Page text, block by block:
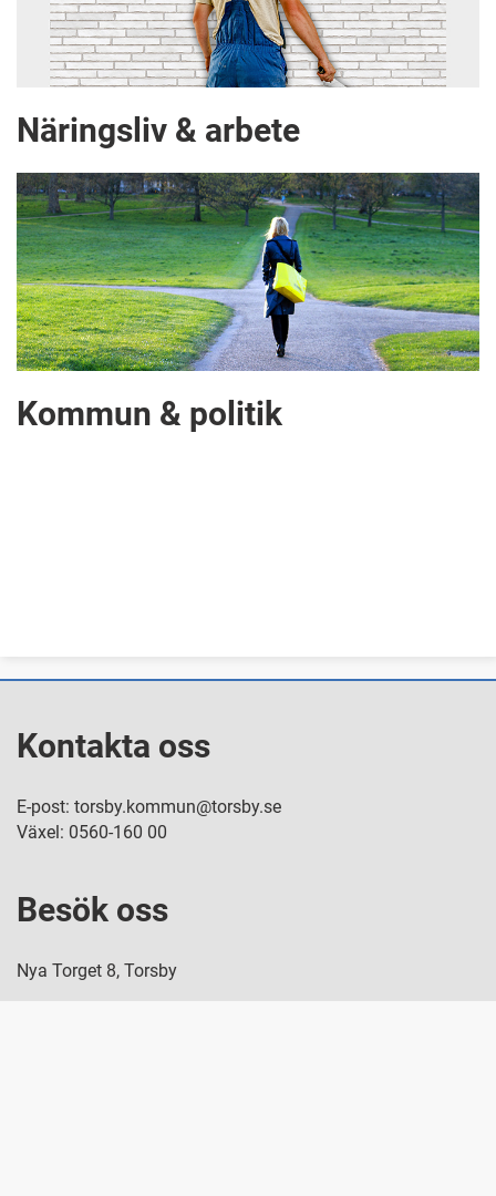
Näringsliv & arbete
Kommun & politik
Kontakta oss
E-post: torsby.kommun@torsby.se
Växel: 0560-160 00
Besök oss
Nya Torget 8, Torsby